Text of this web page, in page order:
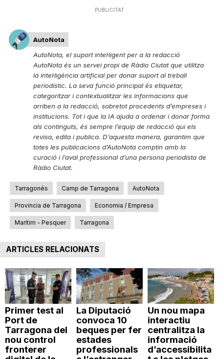
PUBLICITAT
AutoNota
AutoNota, el suport intel·ligent per a la redacció
AutoNota és un servei propi de Ràdio Ciutat que utilitza
la intel·ligència artificial per donar suport al treball
periodístic. La seva funció principal és etiquetar,
categoritzar i contextualitzar les informacions que
arriben a la redacció, sobretot procedents d’empreses i
institucions. Tot i que la IA ajuda a ordenar i donar forma
als continguts, és sempre l’equip de redacció qui els
revisa, edita i publica. D’aquesta manera, garantim que
totes les publicacions d’AutoNota comptin amb la
curació i l’aval professional d’una persona periodista de
Ràdio Ciutat.
Tarragonés Camp de Tarragona AutoNota
Província de Tarragona Economia / Empresa
Marítim - Pesquer Tarragona
ARTICLES RELACIONATS
Primer test al
Port de
Tarragona del
nou control
fronterer
La Diputació
convoca 10
beques per fer
estades
professionals
Un nou mapa
interactiu
centralitza la
informació
d’accessibilita